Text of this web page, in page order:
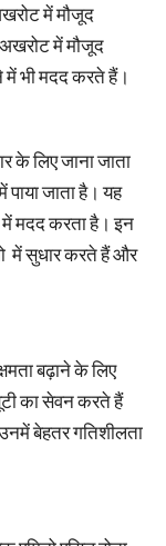
में मौजूद
में मौजूद
भी मदद करते हैं।
के लिए जाना जाता
जाता है। यह
मदद करता है। इन
में सुधार करते हैं और
बढ़ाने के लिए
का सेवन करते हैं
बेहतर गतिशीलता